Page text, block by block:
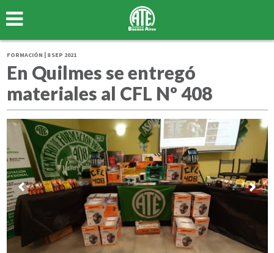
FORMACIÓN | 8 SEP 2021
En Quilmes se entregó
materiales al CFL Nº 408